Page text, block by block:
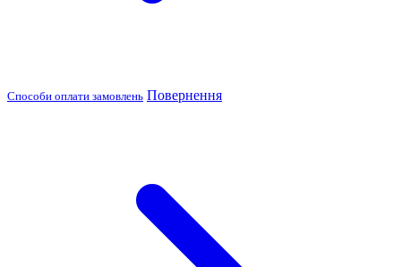
Способи оплати замовлень Повернення